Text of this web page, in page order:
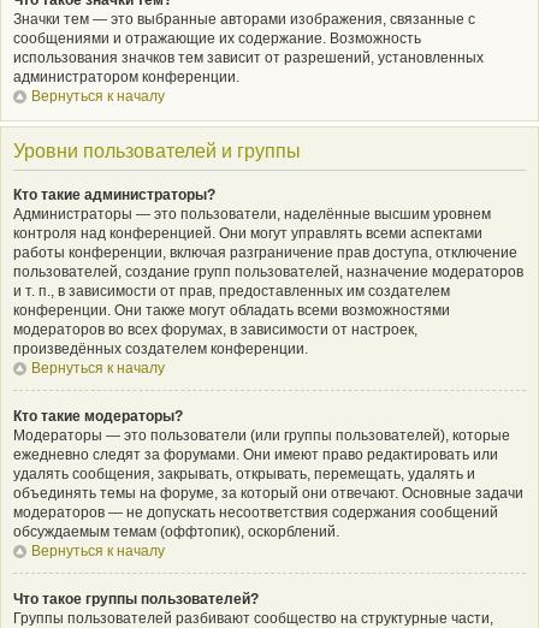
Значки тем — это выбранные авторами изображения, связанные с
сообщениями и отражающие их содержание. Возможность
использования значков тем зависит от разрешений, установленных
администратором конференции.
Вернуться к началу
Уровни пользователей и группы
Кто такие администраторы?
Администраторы — это пользователи, наделённые высшим уровнем
контроля над конференцией. Они могут управлять всеми аспектами
работы конференции, включая разграничение прав доступа, отключение
пользователей, создание групп пользователей, назначение модераторов
и т. п., в зависимости от прав, предоставленных им создателем
конференции. Они также могут обладать всеми возможностями
модераторов во всех форумах, в зависимости от настроек,
произведённых создателем конференции.
Вернуться к началу
Кто такие модераторы?
Модераторы — это пользователи (или группы пользователей), которые
ежедневно следят за форумами. Они имеют право редактировать или
удалять сообщения, закрывать, открывать, перемещать, удалять и
объединять темы на форуме, за который они отвечают. Основные задачи
модераторов — не допускать несоответствия содержания сообщений
обсуждаемым темам (оффтопик), оскорблений.
Вернуться к началу
Что такое группы пользователей?
Группы пользователей разбивают сообщество на структурные части,